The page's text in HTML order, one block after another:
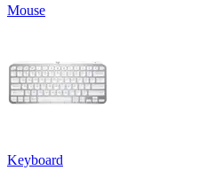
Mouse
Keyboard